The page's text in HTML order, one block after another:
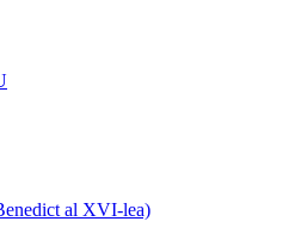
al XVI-lea)